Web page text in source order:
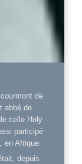
de
abbé de
celle Holy
participé
en Afrique.
depuis